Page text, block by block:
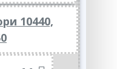
10440,